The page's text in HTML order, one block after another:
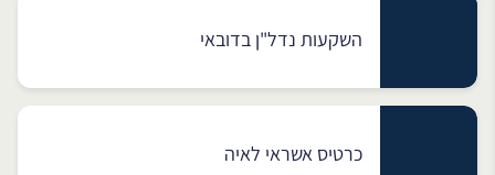
השקעות נדל"ן בדובאי
כרטיס אשראי לאיה